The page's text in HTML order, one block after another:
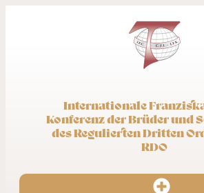
Internationale
Konferenz der Brüder und
des Regulierten Dritten
RDO